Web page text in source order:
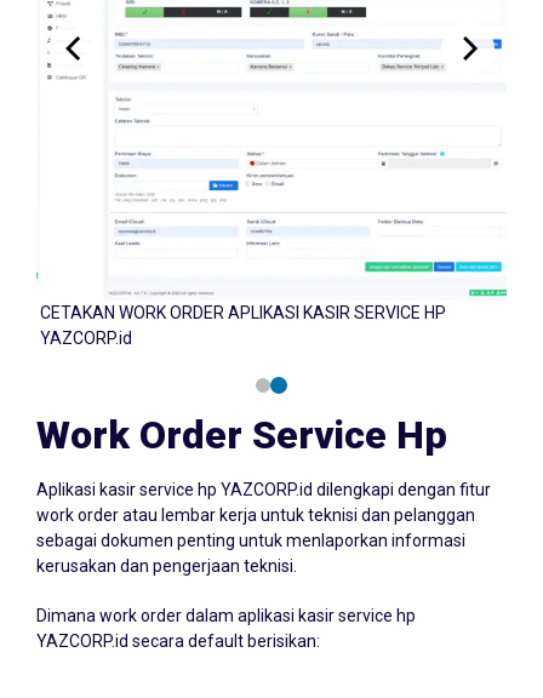
CETAKAN WORK ORDER APLIKASI KASIR SERVICE HP
YAZCORP.id
Work Order Service Hp
work order atau lembar kerja untuk teknisi dan pelanggan
sebagai dokumen penting untuk menlaporkan informasi
kerusakan dan pengerjaan teknisi.
YAZCORP.id secara default berisikan: